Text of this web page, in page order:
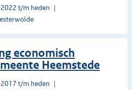
t/m heden
economisch
Heemstede
t/m heden